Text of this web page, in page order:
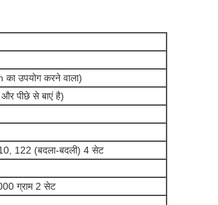
उपयोग करने वाला)
पीछे से बाएं है)
122 (बदला-बदली) 4 सेट
ग्राम 2 सेट